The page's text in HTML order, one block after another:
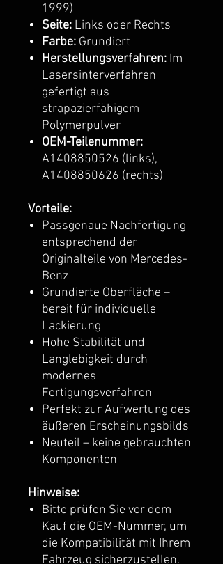
1999)
Seite: Links oder Rechts
Farbe: Grundiert
Herstellungsverfahren: Im
Lasersinterverfahren
gefertigt aus
strapazierfähigem
Polymerpulver
OEM-Teilenummer:
A1408850526 (links),
A1408850626 (rechts)
Vorteile:
Passgenaue Nachfertigung
entsprechend der
Originalteile von Mercedes-
Benz
Grundierte Oberfläche –
bereit für individuelle
Lackierung
Hohe Stabilität und
Langlebigkeit durch
modernes
Fertigungsverfahren
Perfekt zur Aufwertung des
äußeren Erscheinungsbilds
Neuteil – keine gebrauchten
Komponenten
Hinweise:
Bitte prüfen Sie vor dem
Kauf die OEM-Nummer, um
die Kompatibilität mit Ihrem
Fahrzeug sicherzustellen.